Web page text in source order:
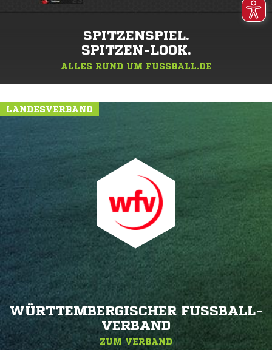
SPITZENSPIEL.
SPITZEN-LOOK.
ALLES RUND UM FUSSBALL.DE
LANDESVERBAND
WÜRTTEMBERGISCHER FUSSBALL-V
ERBAND
ZUM VERBAND